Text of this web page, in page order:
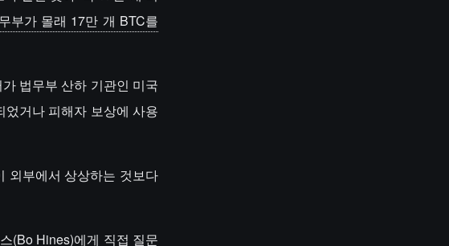
부가 몰래 17만 개 BTC를
법무부 산하 기관인 미국
거나 피해자 보상에 사용
외부에서 상상하는 것보다
(Bo Hines)에게 직접 질문